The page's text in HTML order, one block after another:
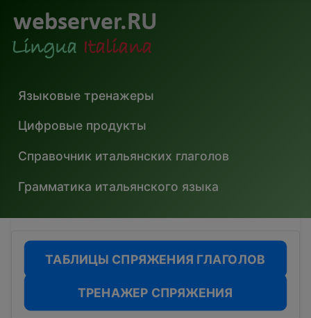
Языковые тренажеры
Цифровые продукты
Справочник итальянских глаголов
Грамматика итальянского языка
ТАБЛИЦЫ СПРЯЖЕНИЯ ГЛАГОЛОВ
ТРЕНАЖЕР СПРЯЖЕНИЯ